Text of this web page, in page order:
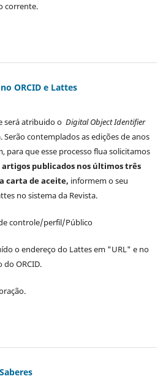
corrente.
ORCID e Lattes
será atribuido o Digital Object Identifier
Serão contemplados as edições de anos
para que esse processo flua solicitamos
publicados nos últimos três
carta de aceite, informem o seu
no sistema da Revista.
controle/perfil/Público
o endereço do Lattes em "URL" e no
ORCID.